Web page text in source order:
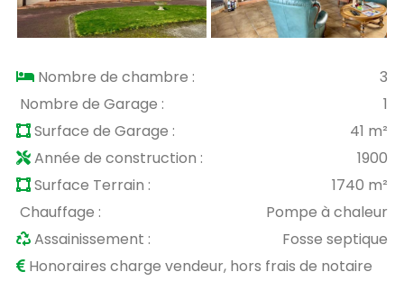
Nombre de chambre :
3
Nombre de Garage :
1
Surface de Garage :
41 m²
Année de construction :
1900
Surface Terrain :
1740 m²
Chauffage :
Pompe à chaleur
Assainissement :
Fosse septique
Honoraires charge vendeur, hors frais de notaire